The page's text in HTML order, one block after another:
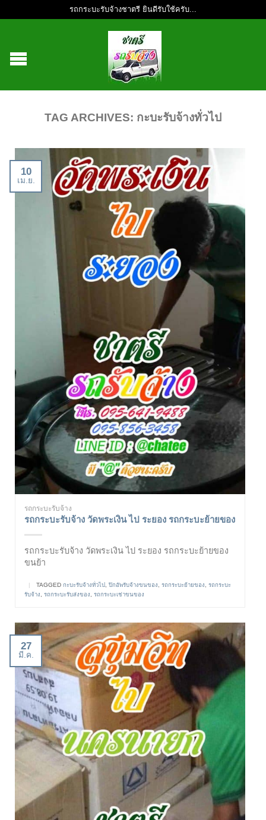
รถกระบะรับจ้างชาตรี ยินดีรับใช้ครับ...
TAG ARCHIVES: กะบะรับจ้างทั่วไป
10
เม.ย.
รถกระบะรับจ้าง
รถกระบะรับจ้าง วัดพระเงิน ไป ระยอง รถกระบะย้ายของ
รถกระบะรับจ้าง วัดพระเงิน ไป ระยอง รถกระบะย้ายของ
ขนย้า
| TAGGED กะบะรับจ้างทั่วไป ปิกอัพรับจ้างขนของ รถกระบะย้ายของ
รถกระบะ
รับจ้าง
รถกระบะรับส่งของ รถกระบะเช่าขนของ
27
มี.ค.